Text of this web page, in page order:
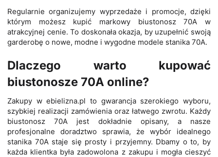
Regularnie organizujemy wyprzedaże i promocje, dzięki
którym możesz kupić markowy biustonosz 70A w
atrakcyjnej cenie. To doskonała okazja, by uzupełnić swoją
garderobę o nowe, modne i wygodne modele stanika 70A.
Dlaczego warto kupować
biustonosze 70A online?
Zakupy w ebielizna.pl to gwarancja szerokiego wyboru,
szybkiej realizacji zamówienia oraz łatwego zwrotu. Każdy
biustonosz 70A jest dokładnie opisany, a nasze
profesjonalne doradztwo sprawia, że wybór idealnego
stanika 70A staje się prosty i przyjemny. Dbamy o to, by
każda klientka była zadowolona z zakupu i mogła cieszyć